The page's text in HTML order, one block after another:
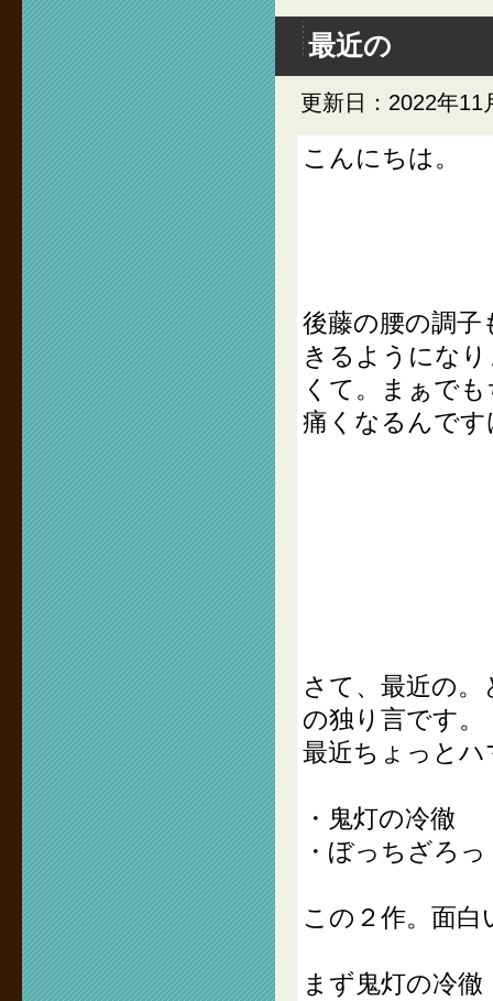
最近の
更新日：2022年11
こんにちは。
後藤の腰の調
きるようにな
くて。まぁで
痛くなるんで
さて、最近の
の独り言です。
最近ちょっと
・鬼灯の冷徹
・ぼっちざろ
この２作。面白
まず鬼灯の冷徹